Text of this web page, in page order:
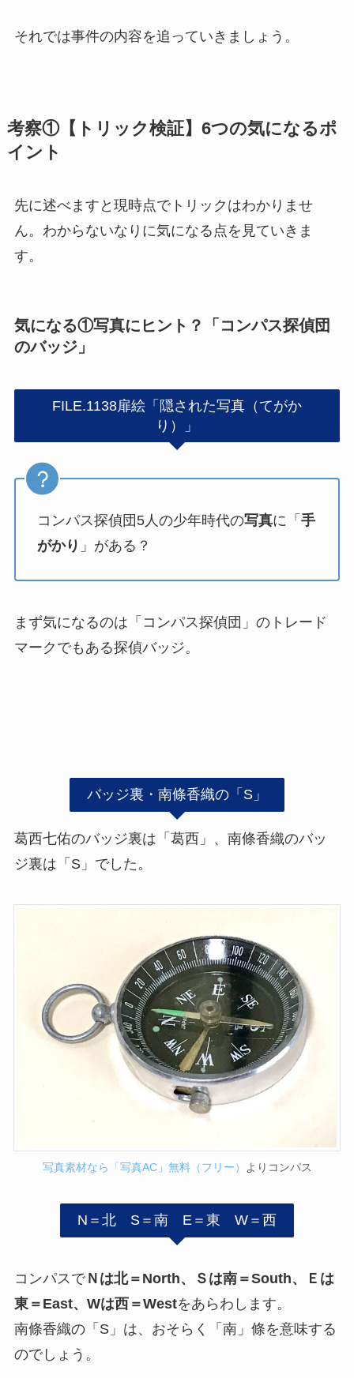
それでは事件の内容を追っていきましょう。
考察①【トリック検証】6つの気になるポ
イント
先に述べますと現時点でトリックはわかりませ
ん。わからないなりに気になる点を見ていきま
す。
気になる①写真にヒント？「コンパス探偵団
のバッジ」
FILE.1138扉絵「隠された写真（てがか
り）」
コンパス探偵団5人の少年時代の写真に「 手
がかり 」がある？
まず気になるのは「コンパス探偵団」のトレード
マークでもある探偵バッジ。
バッジ裏・南條香織の「S」
葛西七佑のバッジ裏は「葛西」、南條香織のバッ
ジ裏は「S」でした。
写真素材なら「写真AC」無料（フリー） よりコンパス
N＝北 S＝南 E＝東 W＝西
コンパスでＮは北＝North、Ｓは南＝South、Ｅは
東＝East、Wは西＝Westをあらわします。
南條香織の「S」は、おそらく「南」條を意味する
のでしょう。